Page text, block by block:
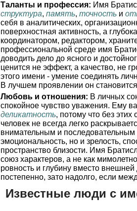
Таланты и профессия: Имя
структура, память, точность и
себя в аналитических,
поверхностная активность, а
координатором, редактором,
профессиональной среде имя
доводить дело до ясного и
ценится не эффект, а качество, не
этого имени - умение соединять
В лучшем проявлении он
Любовь и отношения: В личных
спокойное чувство уважения. Ему
деликатность, потому что без
человек не всегда легко
внимательным и последовательным
эмоциональность, но и зрелость,
пространство близости. Имя
союз характеров, а не как
ровность и глубину вместо
постепенно, зато надолго, если
Известные люди с